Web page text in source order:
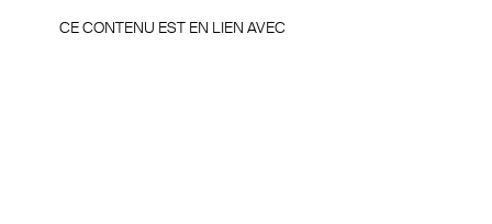
CE CONTENU EST EN LIEN AVEC